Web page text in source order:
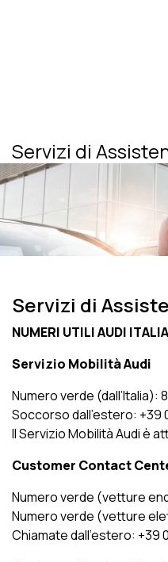
Servizi di
Servizi di
NUMERI UTILI AUDI ITALIA
Servizio Mobilità Audi
Numero verde (dall’Italia):
Soccorso dall’estero: +39
Il Servizio Mobilità Audi è
Customer Contact
Numero verde (vetture
Numero verde (vetture
Chiamate dall’estero: +39